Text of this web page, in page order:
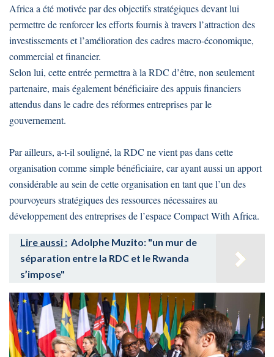
Africa a été motivée par des objectifs stratégiques devant lui
permettre de renforcer les efforts fournis à travers l’attraction des
investissements et l’amélioration des cadres macro-économique,
commercial et financier.
Selon lui, cette entrée permettra à la RDC d’être, non seulement
partenaire, mais également bénéficiaire des appuis financiers
attendus dans le cadre des réformes entreprises par le
gouvernement.
Par ailleurs, a-t-il souligné, la RDC ne vient pas dans cette
organisation comme simple bénéficiaire, car ayant aussi un apport
considérable au sein de cette organisation en tant que l’un des
pourvoyeurs stratégiques des ressources nécessaires au
développement des entreprises de l’espace Compact With Africa.
Lire aussi : Adolphe Muzito: "un mur de
séparation entre la RDC et le Rwanda
s’impose"